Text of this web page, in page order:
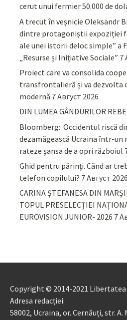
cerut unui fermier 50.000 de
A trecut în veșnicie Oleksandr
dintre protagoniștii expoziției
ale unei istorii deloc simple” a
„Resurse și Inițiative Sociale” 7
Proiect care va consolida
transfrontalieră și va dezvolta
modernă 7 Август 2026
DIN LUMEA GÂNDURILOR
Bloomberg: Occidentul riscă
dezamăgească Ucraina într-un
rateze șansa de a opri războiul
Ghid pentru părinţi. Când ar
telefon copilului? 7 Август 2026
CARINA ȘTEFANESA DIN
TOPUL PRESELECȚIEI
EUROVISION JUNIOR- 2026 7
Copyright © 2014-2021
Adresa redacției:
58002, Ucraina, or. Cernăuți, str. A.